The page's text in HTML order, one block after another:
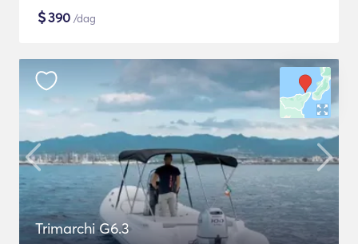
$390 /dag
Trimarchi G6.3